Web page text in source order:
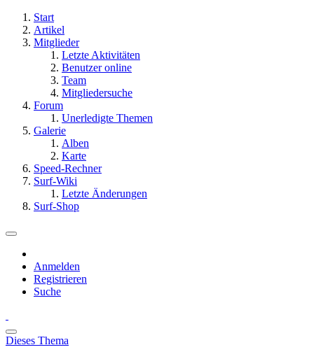
Start
Artikel
Mitglieder
Letzte Aktivitäten
Benutzer online
Team
Mitgliedersuche
Forum
Unerledigte Themen
Galerie
Alben
Karte
Speed-Rechner
Surf-Wiki
Letzte Änderungen
Surf-Shop
Anmelden
Registrieren
Suche
Dieses Thema